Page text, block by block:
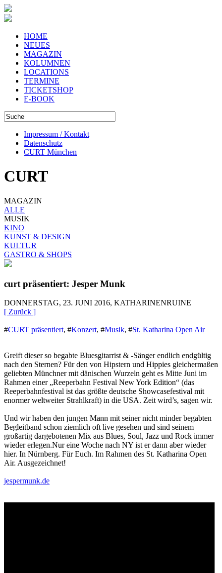
HOME
NEUES
MAGAZIN
KOLUMNEN
LOCATIONS
TERMINE
TICKETSHOP
E-BOOK
Impressum / Kontakt
Datenschutz
CURT München
CURT
MAGAZIN
ALLE
MUSIK
KINO
KUNST & DESIGN
KULTUR
GASTRO & SHOPS
curt präsentiert: Jesper Munk
DONNERSTAG, 23. JUNI 2016, KATHARINENRUINE
[ Zurück ]
#CURT präsentiert, #Konzert, #Musik, #St. Katharina Open Air
Greift dieser so begabte Bluesgitarrist & -Sänger endlich endgültig
nach den Sternen? Für den von Hipstern und Hippies gleichermaßen
geliebten Münchner mit dänischen Wurzeln geht es Mitte Juni im
Rahmen einer „Reeperbahn Festival New York Edition“ (das
Reeperbahnfestival ist das größte deutsche Showcasefestival mit
enormer weltweiter Strahlkraft) in die USA. Zeit wird’s, sagen wir.
Und wir haben den jungen Mann mit seiner nicht minder begabten
Begleitband schon ziemlich oft live gesehen und sind seinem
großartig dargebotenen Mix aus Blues, Soul, Jazz und Rock immer
wieder erlegen.Nur eine Woche nach NY ist er dann aber wieder
hier. In Nürnberg. Für Euch. Im Rahmen des St. Katharina Open
Air. Ausgezeichnet!
jespermunk.de